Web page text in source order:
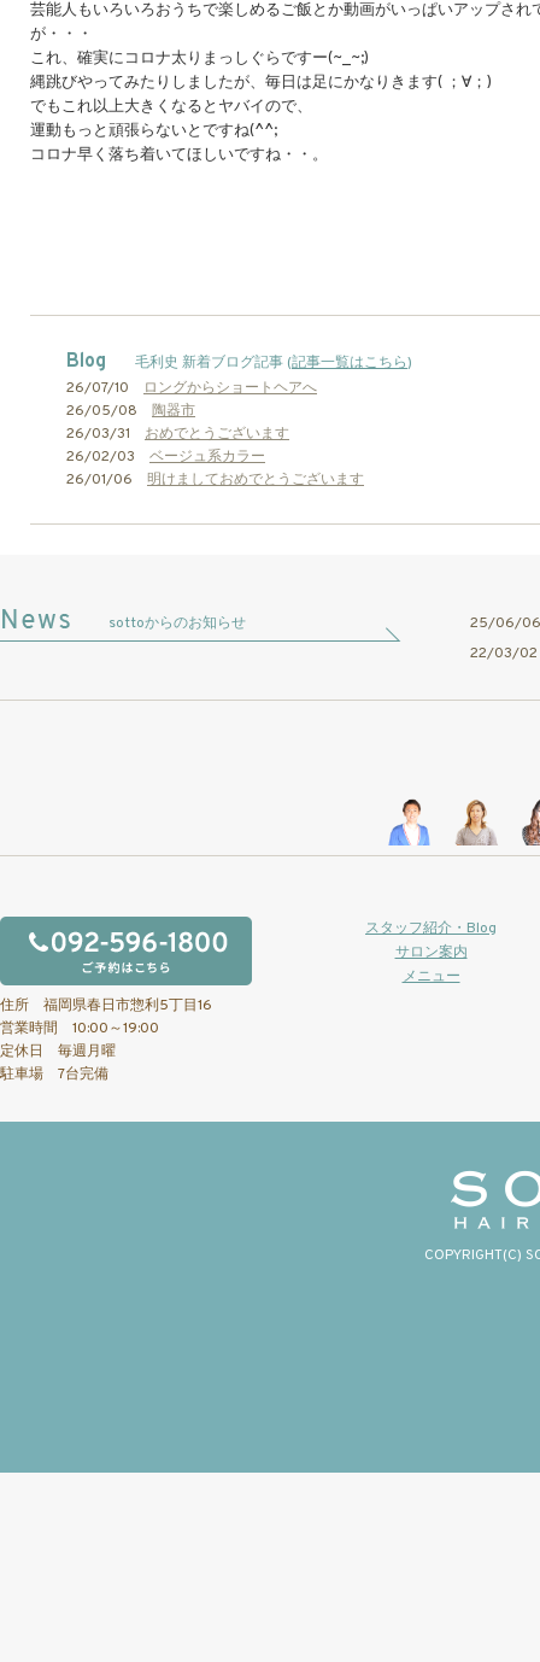
芸能人もいろいろおうちで楽しめるご飯とか動画がいっぱいアップさ
が・・・
これ、確実にコロナ太りまっしぐらですー(~_~;)
縄跳びやってみたりしましたが、毎日は足にかなりきます( ；∀；)
でもこれ以上大きくなるとヤバイので、
運動もっと頑張らないとですね(^^;
コロナ早く落ち着いてほしいですね・・。
Blog 毛利史 新着ブログ記事 (記事一覧はこちら)
26/07/10
ロングからショートヘアへ
26/05/08
陶器市
26/03/31 おめでとうございます
26/02/03 ベージュ系カラー
26/01/06 明けましておめでとうございます
sottoからのお知らせ
25/06/
22/03/
住所 福岡県春日市惣利5丁目16
営業時間 10:00～19:00
定休日 毎週月曜
駐車場 7台完備
スタッフ紹介・Blog
サロン案内
メニュー
COPYRIGHT(C)